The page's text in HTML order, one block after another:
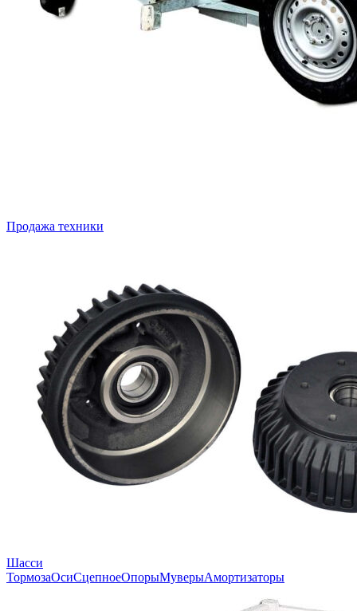
Продажа техники
Шасси
ТормозаОсиСцепноеОпорыМуверыАмортизаторы